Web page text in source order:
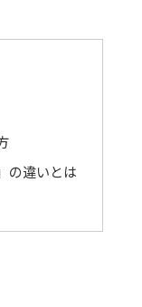
の違いとは